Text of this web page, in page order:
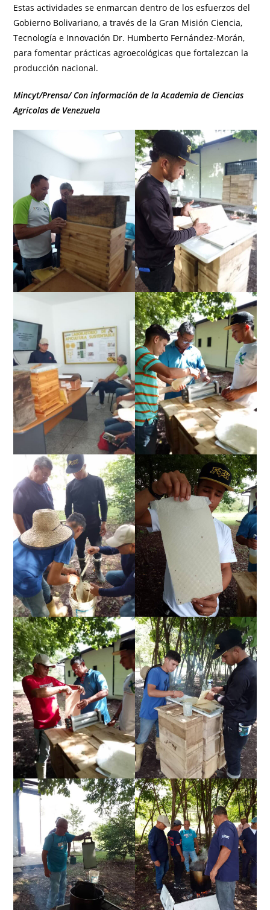
Estas actividades se enmarcan dentro de los esfuerzos del
Gobierno Bolivariano, a través de la Gran Misión Ciencia,
Tecnología e Innovación Dr. Humberto Fernández-Morán,
para fomentar prácticas agroecológicas que fortalezcan la
producción nacional.
Mincyt/Prensa/ Con información de la Academia de Ciencias
Agrícolas de Venezuela